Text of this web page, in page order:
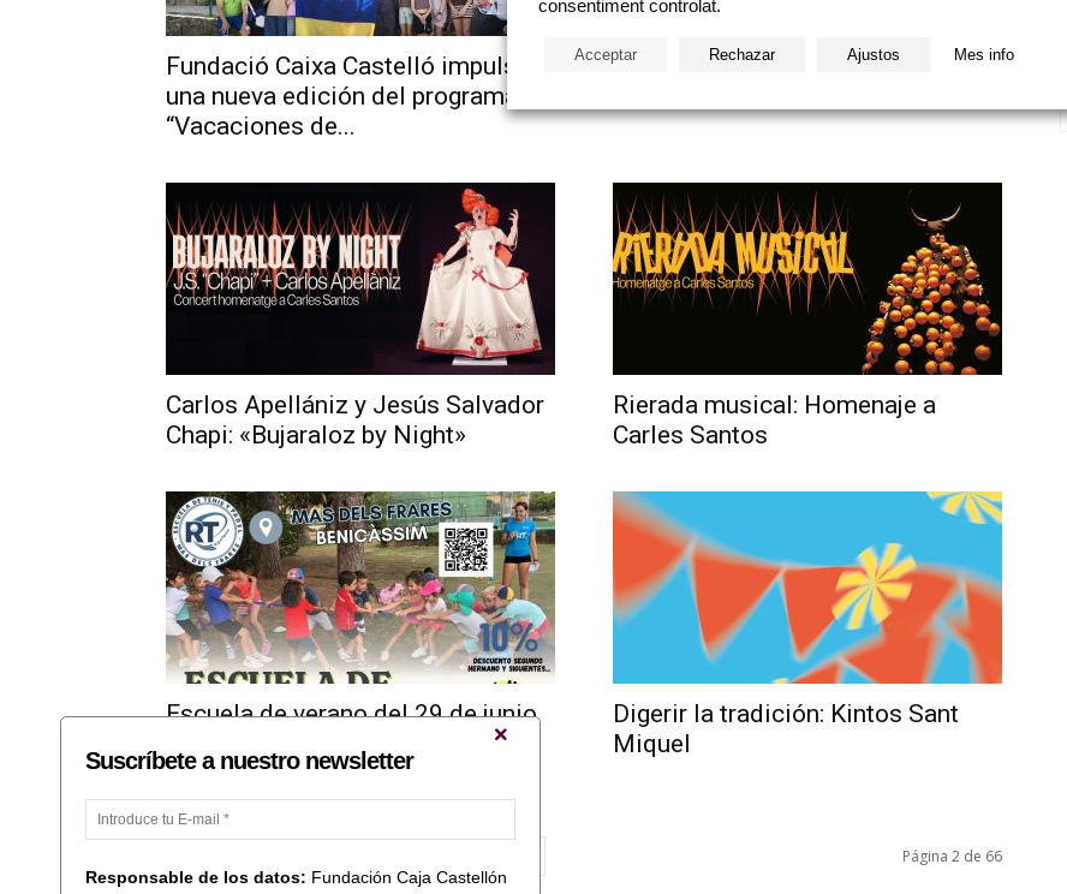
Fundació Caixa Castelló impulsa
una nueva edición del programa
“Vacaciones de...
El paso de la laguna Estigia:
Carlos Apellániz y Jesús Salvador
Chapi: «Bujaraloz by Night»
Rierada musical: Homenaje a
Carles Santos
Escuela de verano del 29 de junio
Digerir la tradición: Kintos Sant
Miquel
Página 2 de 66
Suscríbete a nuestro newsletter
Responsable de los datos: Fundación Caja Castellón
consentiment controlat.
Acceptar Rechazar Ajustos Mes info